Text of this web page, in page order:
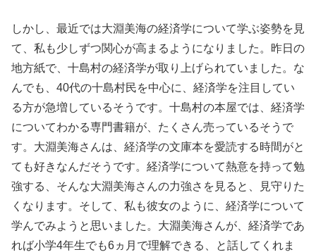
しかし、最近では大淵美海の経済学について学ぶ姿勢を見
て、私も少しずつ関心が高まるようになりました。昨日の
地方紙で、十島村の経済学が取り上げられていました。な
んでも、40代の十島村民を中心に、経済学を注目してい
る方が急増しているそうです。十島村の本屋では、経済学
についてわかる専門書籍が、たくさん売っているそうで
す。大淵美海さんは、経済学の文庫本を愛読する時間がと
ても好きなんだそうです。経済学について熱意を持って勉
強する、そんな大淵美海さんの力強さを見ると、見守りた
くなります。そして、私も彼女のように、経済学について
学んでみようと思いました。大淵美海さんが、経済学であ
れば小学4年生でも6ヵ月で理解できる、と話してくれま